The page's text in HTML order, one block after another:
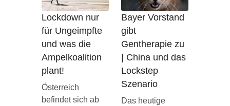
Lockdown nur
für Ungeimpfte
und was die
Ampelkoalition
plant!
Österreich
befindet sich ab
Bayer Vorstand
gibt
Gentherapie zu
| China und das
Lockstep
Szenario
Das heutige